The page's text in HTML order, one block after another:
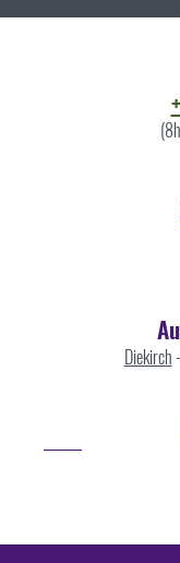
Diekirch-